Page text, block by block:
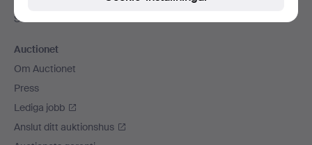
Sociala medier
Auctionet
Om Auctionet
Press
Lediga jobb
Anslut ditt auktionshus